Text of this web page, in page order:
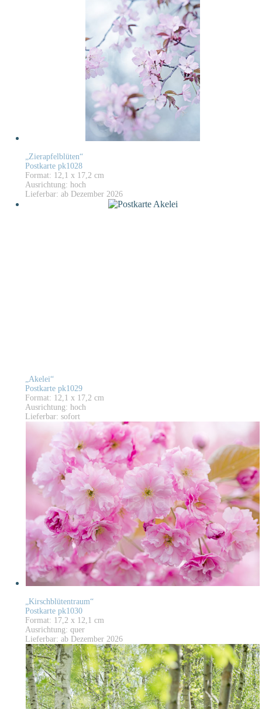
„Zierapfelblüten“
Postkarte pk1028
Format: 12,1 x 17,2 cm
Ausrichtung: hoch
Lieferbar: ab Dezember 2026
„Akelei“
Postkarte pk1029
Format: 12,1 x 17,2 cm
Ausrichtung: hoch
Lieferbar: sofort
„Kirschblütentraum“
Postkarte pk1030
Format: 17,2 x 12,1 cm
Ausrichtung: quer
Lieferbar: ab Dezember 2026